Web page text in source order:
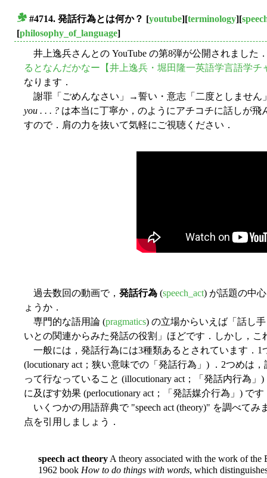
#4714. 発話行為とは何か？ [youtube][terminology][
[philosophy_of_language]
井上逸兵さんとの YouTube の第8弾が公開されました
るとなんだかなー【井上逸兵・堀田隆一英語学言語学チ
なります．
謝罪「ごめんなさい」→誓い・意志「二度としませ
you . . . ? は本当に丁寧か，のようにアチコチに話しが
すので．肩の力を抜いて気軽にご視聴ください．
過去数回の動画で， 発話行為 (speech_act) が話題の中
ょうか．
専門的な語用論 (pragmatics) の立場からいえば「話し
いとの関連からみた発話の役割」ほどです．しかし，こ
一般には，発話行為には3種類あるとされています．1
(locutionary act；狭い意味での「発話行為」) ．2つめは
って行なっていること (illocutionary act；「発話内行為
に及ぼす効果 (perlocutionary act；「発話媒介行為」) です
いくつかの用語辞典で "speech act (theory)" を調べて
点を引用しましょう．
speech act theory A theory associated with the work of
1962 book How to do things with words, which